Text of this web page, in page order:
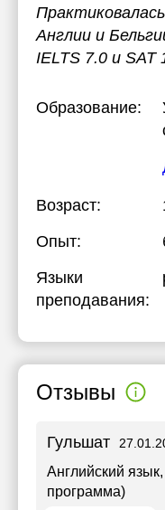
Англии и
IELTS 7.0 и SAT
Образование:
Возраст:
Опыт:
Языки
преподавания:
Отзывы
Гульшат
Английский язык
программа)